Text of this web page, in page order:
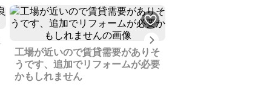
工場が近いので賃貸需要がありそ
うです、追加でリフォームが必要
かもしれません